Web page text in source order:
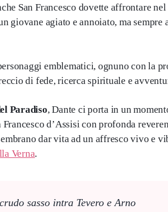
San Francesco dovette affrontare
giovane agiato e annoiato, ma
emblematici, ognuno con la
di fede, ricerca spirituale e
Paradiso, Dante ci porta in un
d’Assisi con profonda
dar vita ad un affresco vivo e
Verna.
sasso intra Tevero e Arno